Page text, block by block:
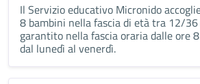
Il Servizio educativo Micronido
8 bambini nella fascia di età tra 12/
garantito nella fascia oraria dalle ore
dal lunedì al venerdì.